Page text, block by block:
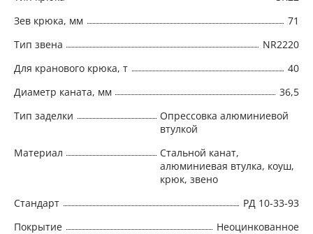
Зев крюка, мм
71
Тип звена
NR2220
Для кранового крюка, т
40
Диаметр каната, мм
36,5
Тип заделки
Опрессовка алюминиевой
втулкой
Материал
Стальной канат,
алюминиевая втулка, коуш,
крюк, звено
Стандарт
РД 10-33-93
Покрытие
Неоцинкованное